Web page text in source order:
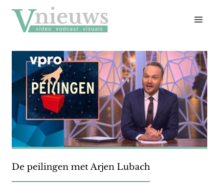
naar
inhoud
De peilingen met Arjen Lubach